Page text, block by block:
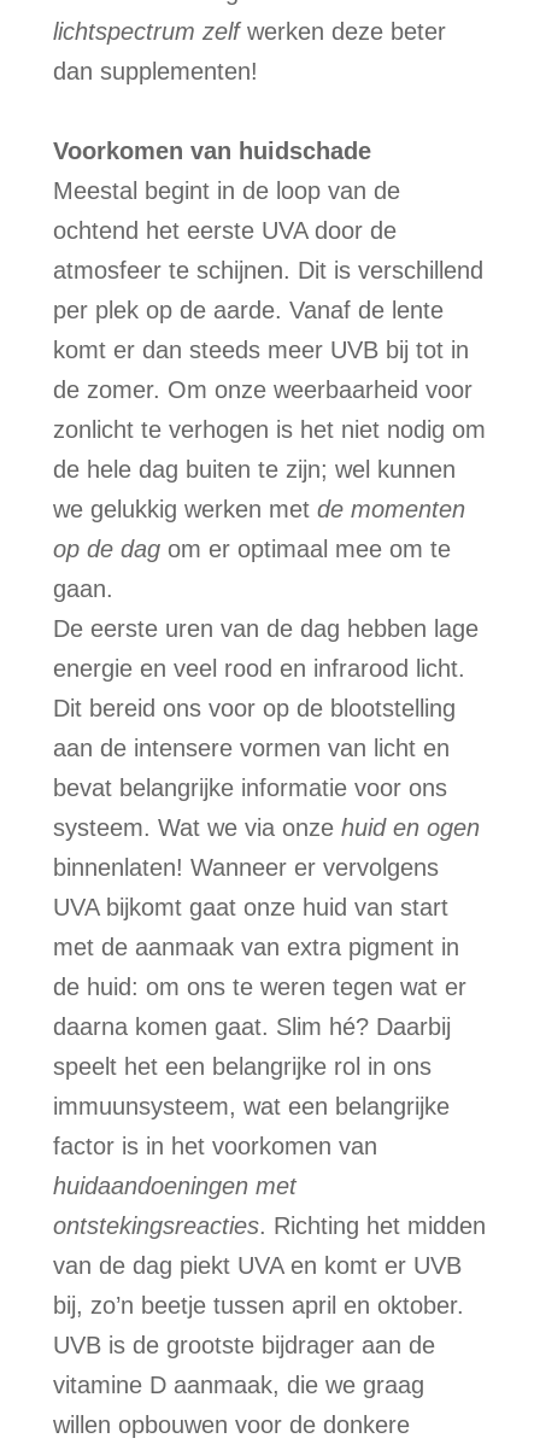
lichtspectrum zelfwerken deze beter
dan supplementen!
Voorkomen van huidschade
Meestal begint in de loop van de
ochtend het eerste UVA door de
atmosfeer te schijnen. Dit is verschillend
per plek op de aarde. Vanaf de lente
komt er dan steeds meer UVB bij tot in
de zomer. Om onze weerbaarheid voor
zonlicht te verhogen is het niet nodig om
de hele dag buiten te zijn; wel kunnen
we gelukkig werken met de momenten
op de dagom er optimaal mee om te
gaan.
De eerste uren van de dag hebben lage
energie en veel rood en infrarood licht.
Dit bereid ons voor op de blootstelling
aan de intensere vormen van licht en
bevat belangrijke informatie voor ons
systeem. Wat we via onze huid en ogen
binnenlaten! Wanneer er vervolgens
UVA bijkomt gaat onze huid van start
met de aanmaak van extra pigment in
de huid: om ons te weren tegen wat er
daarna komen gaat. Slim hé? Daarbij
speelt het een belangrijke rol in ons
immuunsysteem, wat een belangrijke
factor is in het voorkomen van
huidaandoeningen met
ontstekingsreacties. Richting het midden
van de dag piekt UVA en komt er UVB
bij, zo’n beetje tussen april en oktober.
UVB is de grootste bijdrager aan de
vitamine D aanmaak, die we graag
willen opbouwen voor de donkere